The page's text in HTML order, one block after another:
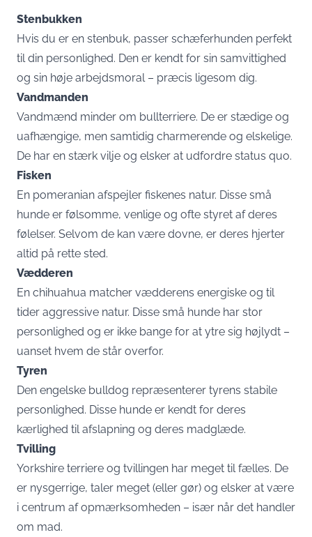
Stenbukken
Hvis du er en stenbuk, passer schæferhunden perfekt
til din personlighed. Den er kendt for sin samvittighed
og sin høje arbejdsmoral – præcis ligesom dig.
Vandmanden
Vandmænd minder om bullterriere. De er stædige og
uafhængige, men samtidig charmerende og elskelige.
De har en stærk vilje og elsker at udfordre status quo.
Fisken
En pomeranian afspejler fiskenes natur. Disse små
hunde er følsomme, venlige og ofte styret af deres
følelser. Selvom de kan være dovne, er deres hjerter
altid på rette sted.
Vædderen
En chihuahua matcher vædderens energiske og til
tider aggressive natur. Disse små hunde har stor
personlighed og er ikke bange for at ytre sig højlydt –
uanset hvem de står overfor.
Tyren
Den engelske bulldog repræsenterer tyrens stabile
personlighed. Disse hunde er kendt for deres
kærlighed til afslapning og deres madglæde.
Tvilling
Yorkshire terriere og tvillingen har meget til fælles. De
er nysgerrige, taler meget (eller gør) og elsker at være
i centrum af opmærksomheden – især når det handler
om mad.